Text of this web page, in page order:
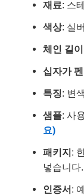
재료: 스
색상: 실버
체인 길이
십자가
특징: 변
샘플: 사
요)
패키지:
넣습니다.
인증서: 예